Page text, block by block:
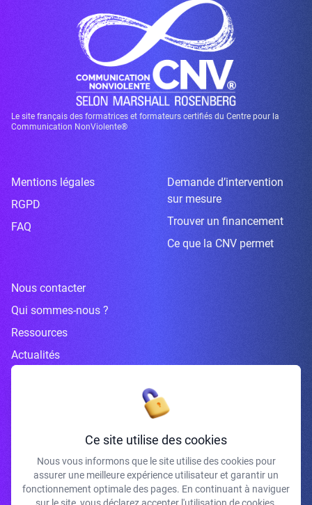
Le site français des formatrices et formateurs certifiés du Centre pour la
Communication NonViolente®
Mentions légales
RGPD
FAQ
Demande d’intervention
sur mesure
Trouver un financement
Ce que la CNV permet
Nous contacter
Qui sommes-nous ?
Ressources
Actualités
Inscrivez-vous à la newsletter
J'accepte de recevoir vos e-mails et confirme avoir pris connaissance de
votre politique de confidentialité et mentions légales.
Ce site utilise des cookies
Nous vous informons que le site utilise des cookies pour
assurer une meilleure expérience utilisateur et garantir un
fonctionnement optimale des pages. En continuant à naviguer